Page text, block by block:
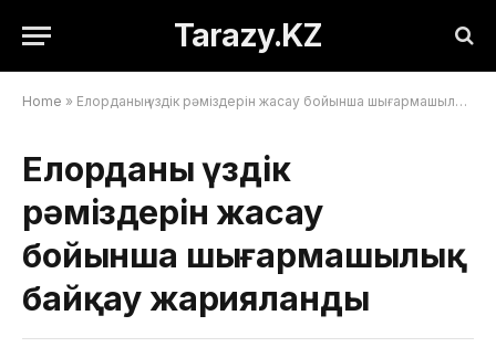
Tarazy.KZ
Home » Елорданың үздік рәміздерін жасау бойынша шығармашылық байқау жарияланды
Елорданың үздік
рәміздерін жасау
бойынша шығармашылық
байқау жарияланды